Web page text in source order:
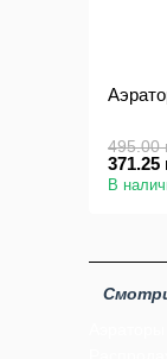
495.00
371.25
В